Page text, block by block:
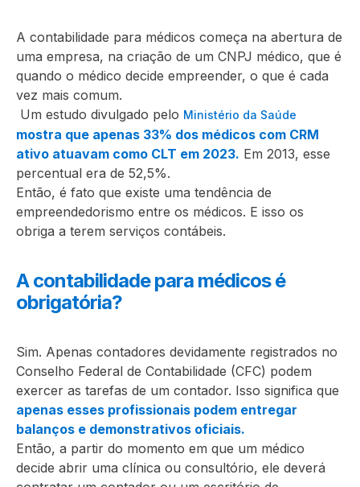
A contabilidade para médicos começa na abertura de
uma empresa, na criação de um CNPJ médico, que é
quando o médico decide empreender, o que é cada
vez mais comum.
Um estudo divulgado pelo Ministério da Saúde
mostra que apenas 33% dos médicos com CRM
ativo atuavam como CLT em 2023. Em 2013, esse
percentual era de 52,5%.
Então, é fato que existe uma tendência de
empreendedorismo entre os médicos. E isso os
obriga a terem serviços contábeis.
A contabilidade para médicos é
obrigatória?
Sim. Apenas contadores devidamente registrados no
Conselho Federal de Contabilidade (CFC) podem
exercer as tarefas de um contador. Isso significa que
apenas esses profissionais podem entregar
balanços e demonstrativos oficiais.
Então, a partir do momento em que um médico
decide abrir uma clínica ou consultório, ele deverá